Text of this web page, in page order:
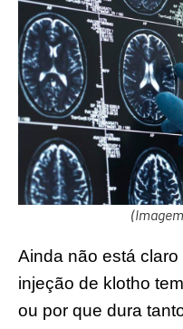
Ainda não está
injeção de klotho
ou por que dura